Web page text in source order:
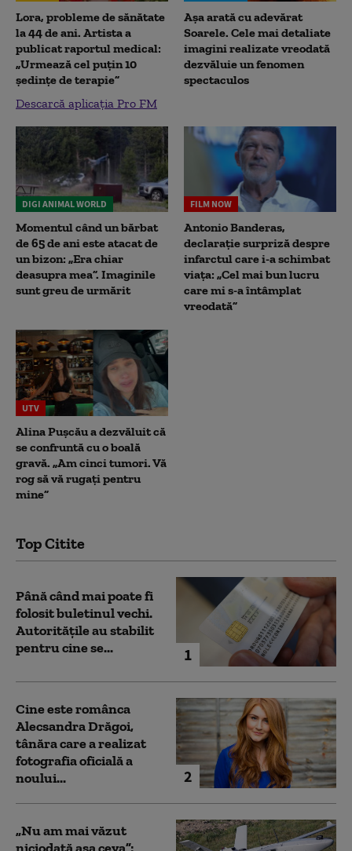
Lora, probleme de sănătate
la 44 de ani. Artista a
publicat raportul medical:
„Urmează cel puțin 10
ședințe de terapie”
Descarcă aplicația Pro FM
Așa arată cu adevărat
Soarele. Cele mai detaliate
imagini realizate vreodată
dezvăluie un fenomen
spectaculos
DIGI ANIMAL WORLD
Momentul când un bărbat
de 65 de ani este atacat de
un bizon: „Era chiar
deasupra mea”. Imaginile
sunt greu de urmărit
FILM NOW
Antonio Banderas,
declarație surpriză despre
infarctul care i-a schimbat
viața: „Cel mai bun lucru
care mi s-a întâmplat
vreodată”
UTV
Alina Pușcău a dezvăluit că
se confruntă cu o boală
gravă. „Am cinci tumori. Vă
rog să vă rugați pentru
mine”
Top Citite
1
Până când mai poate fi
folosit buletinul vechi.
Autoritățile au stabilit
pentru cine se...
2
Cine este românca
Alecsandra Drăgoi,
tânăra care a realizat
fotografia oficială a
noului...
„Nu am mai văzut